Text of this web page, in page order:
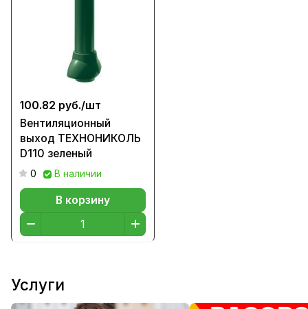
100.82 руб./шт
Вентиляционный
выход ТЕХНОНИКОЛЬ
D110 зеленый
0 В наличии
В корзину
Услуги